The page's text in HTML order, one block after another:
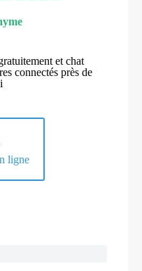
et chat
connectés près de
ligne